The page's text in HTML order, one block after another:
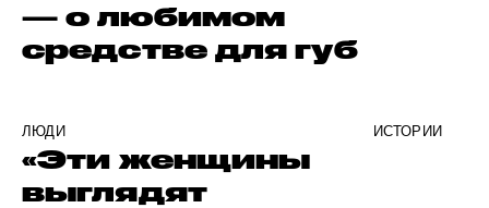
— о любимом
средстве для губ
ЛЮДИ ИСТОРИИ
«Эти женщины
выглядят